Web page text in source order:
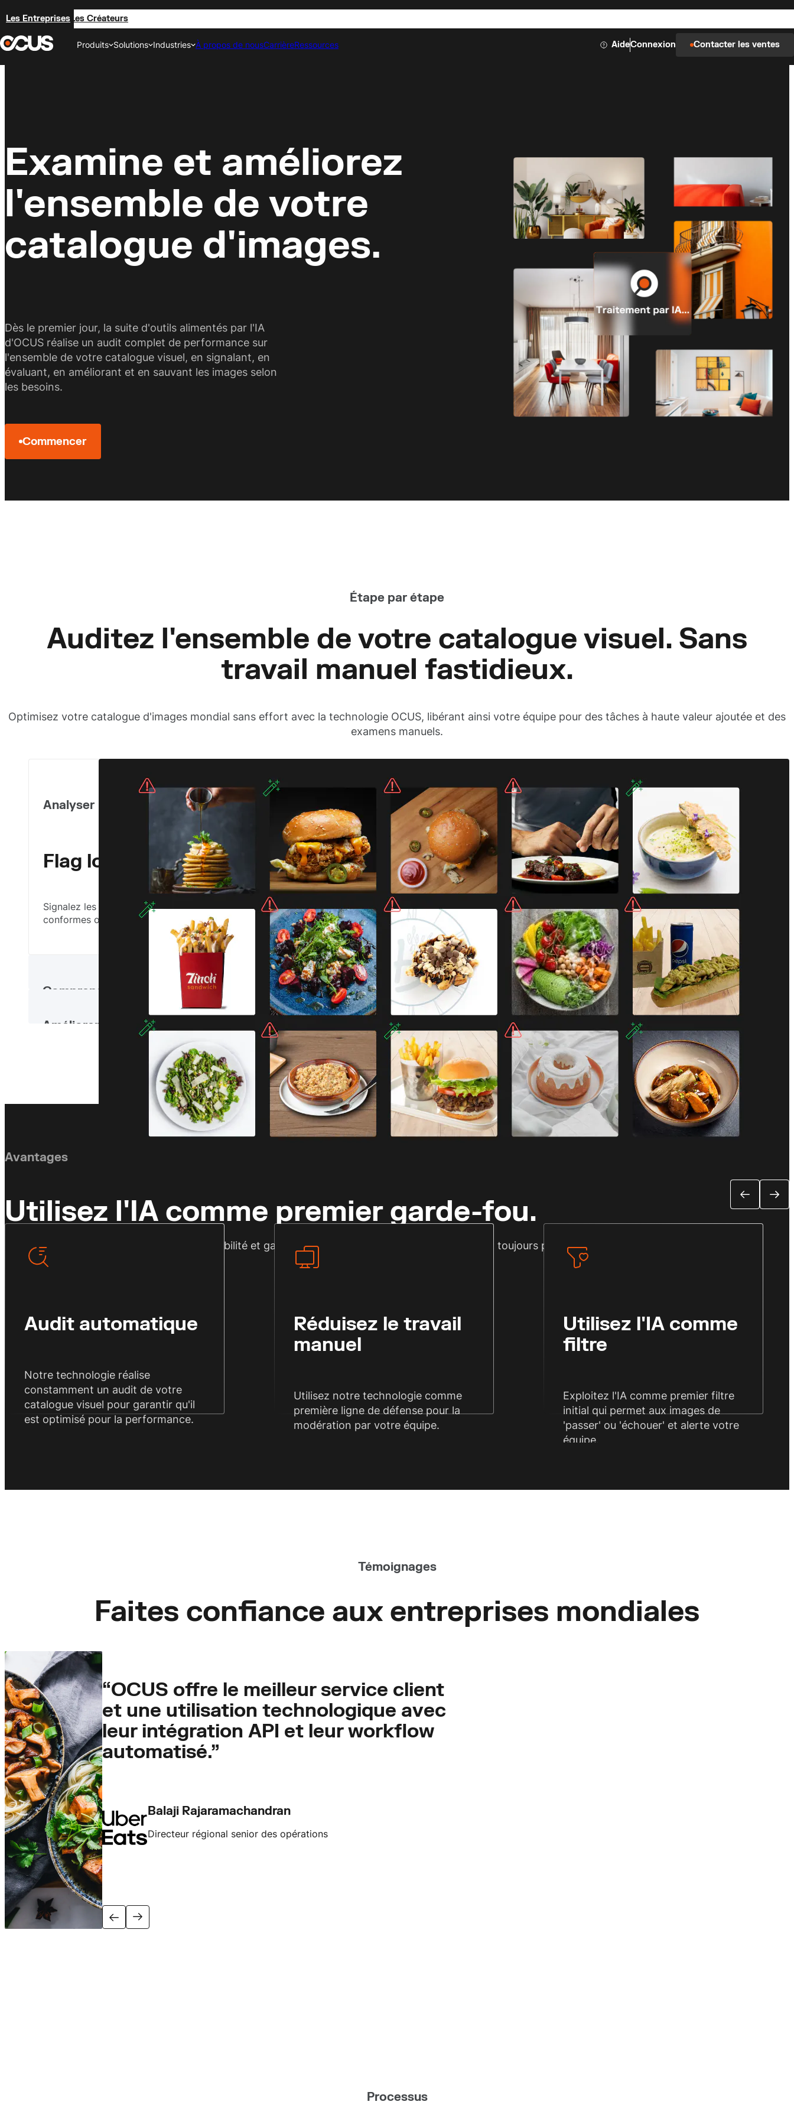
Les Entreprises Les Créateurs
Produits
Modération d'images
permanente
AI Enhance
AI Perform
Solutions
Faites respecter vos politiques
Audit du Catalogue Existant
Évaluer la qualité de l'image
Industries
Images époustouflantes de
propriétés
Voyage
Imagerie de voyage captivante
À propos de nousCarrièreRessources AideConnexion Contacter les ventes
Examine et améliorez
l'ensemble de votre
catalogue d'images.
Dès le premier jour, la suite d'outils alimentés par l'IA
d'OCUS réalise un audit complet de performance sur
l'ensemble de votre catalogue visuel, en signalant, en
évaluant, en améliorant et en sauvant les images selon
les besoins.
Commencer
Étape par étape
Auditez l'ensemble de votre catalogue visuel. Sans
travail manuel fastidieux.
Optimisez votre catalogue d'images mondial sans effort avec la technologie OCUS, libérant ainsi votre équipe pour des tâches à haute valeur ajoutée et des
examens manuels.
Analyser
Flag low-performing, off-brand visuals.
Signalez les visuels peu performants ou non conformes. Passez en revue l'ensemble de votre catalogue visuel et 'signalez' les images peu performantes, non
conformes ou présentant divers problèmes de contrôle qualité.
Comprendre
Obtenez un score de performance visuelle pour évaluation.
Obtenez un score de performance visuelle instantané pour chaque image afin de clarifier les clics, les conversions et la performance revenu.
Améliorer
Améliorez et sauvez automatiquement les images signalées.
Sauvez les images signalées et améliorez-les instantanément, ou transmettez-les à des membres de l'équipe pour un examen manuel.
Avantages
Utilisez l'IA comme premier garde-fou.
OCUS est conçu pour minimiser la responsabilité et garantir que la réputation de votre marque est toujours protégée.
Audit automatique
Notre technologie réalise
constamment un audit de votre
catalogue visuel pour garantir qu'il
est optimisé pour la performance.
Réduisez le travail
manuel
Utilisez notre technologie comme
première ligne de défense pour la
modération par votre équipe.
Utilisez l'IA comme
filtre
Exploitez l'IA comme premier filtre
initial qui permet aux images de
'passer' ou 'échouer' et alerte votre
équipe.
Témoignages
Faites confiance aux entreprises mondiales
“OCUS offre le meilleur service client
et une utilisation technologique avec
leur intégration API et leur workflow
automatisé.”
Balaji Rajaramachandran
Directeur régional senior des opérations
Processus